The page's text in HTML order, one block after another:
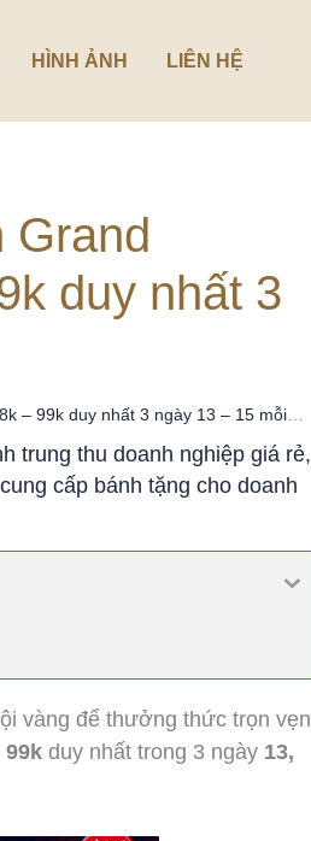
HÌNH ẢNH LIÊN HỆ
Grand
duy nhất 3
– 99k duy nhất 3 ngày 13 – 15 mỗi
trung thu doanh nghiệp giá rẻ,
cung cấp bánh tặng cho doanh
vàng để thưởng thức trọn vẹn
99k duy nhất trong 3 ngày 13,